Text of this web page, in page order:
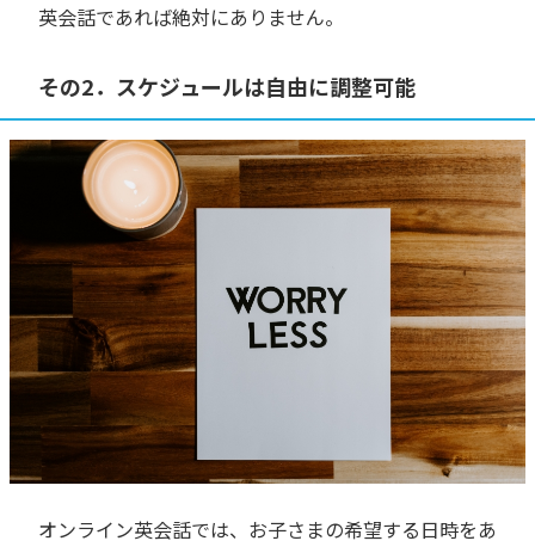
英会話であれば絶対にありません。
その2．スケジュールは自由に調整可能
オンライン英会話では、お子さまの希望する日時をあ